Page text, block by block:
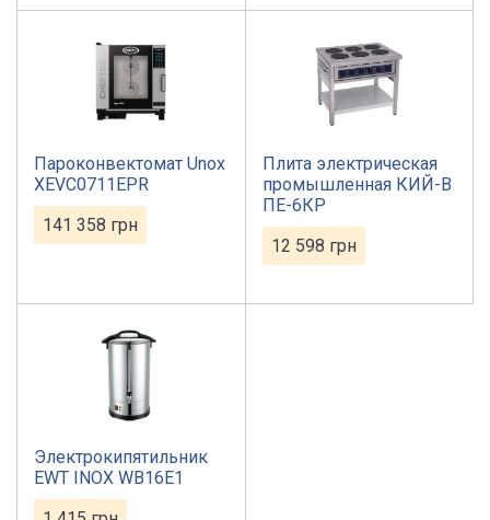
Пароконвектомат Unox
XEVC0711EPR
141 358 грн
Плита электрическая
промышленная КИЙ-В
ПЕ-6КР
12 598 грн
Электрокипятильник
EWT INOX WB16E1